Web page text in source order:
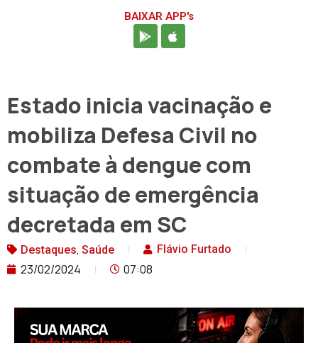
BAIXAR APP's
Estado inicia vacinação e
mobiliza Defesa Civil no
combate à dengue com
situação de emergência
decretada em SC
Destaques, Saúde Flávio Furtado
23/02/2024 07:08